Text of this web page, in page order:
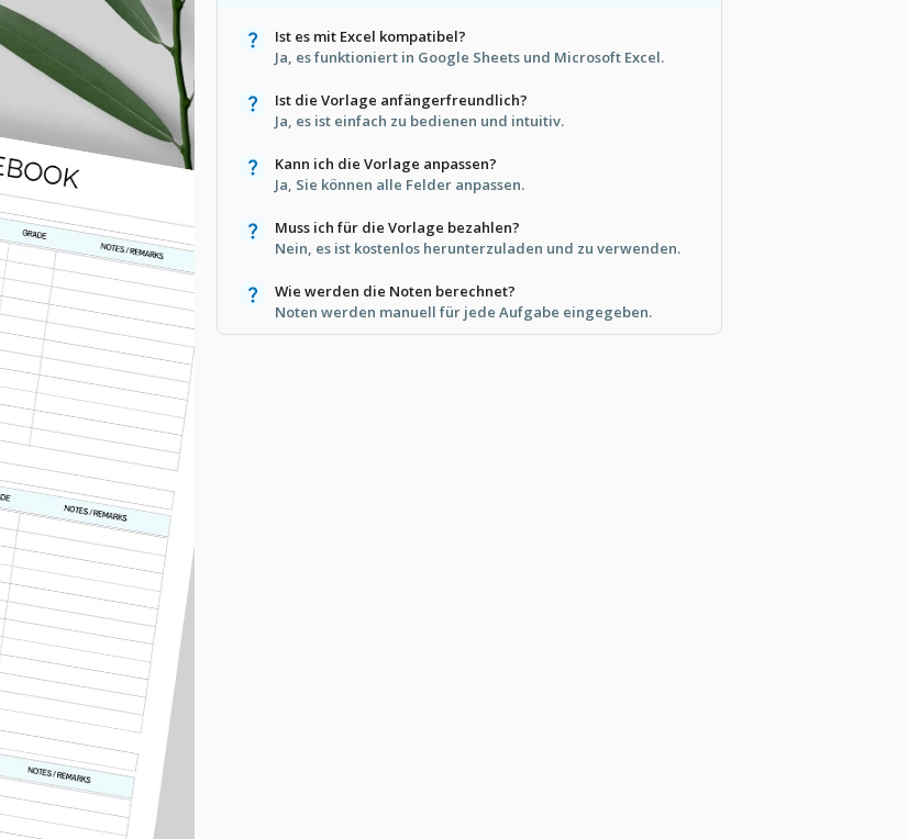
Ist es mit Excel kompatibel?
Ja, es funktioniert in Google Sheets und Microsoft Excel.
Ist die Vorlage anfängerfreundlich?
Ja, es ist einfach zu bedienen und intuitiv.
Kann ich die Vorlage anpassen?
Ja, Sie können alle Felder anpassen.
Muss ich für die Vorlage bezahlen?
Nein, es ist kostenlos herunterzuladen und zu verwenden.
Wie werden die Noten berechnet?
Noten werden manuell für jede Aufgabe eingegeben.